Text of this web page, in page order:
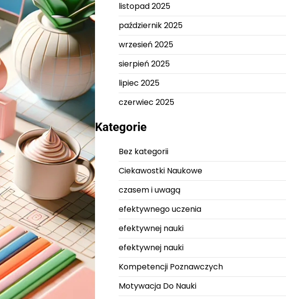
listopad 2025
październik 2025
wrzesień 2025
sierpień 2025
lipiec 2025
czerwiec 2025
Kategorie
Bez kategorii
Ciekawostki Naukowe
czasem i uwagą
efektywnego uczenia
efektywnej nauki
efektywnej nauki
Kompetencji Poznawczych
Motywacja Do Nauki